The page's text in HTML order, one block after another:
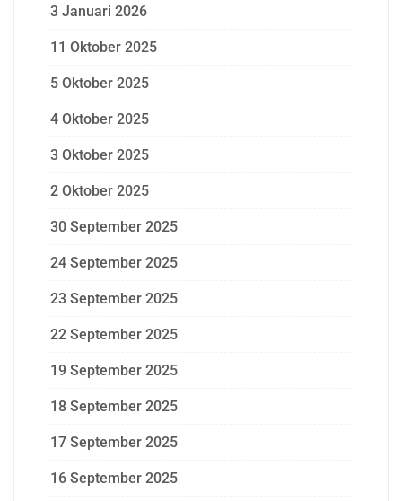
3 Januari 2026
11 Oktober 2025
5 Oktober 2025
4 Oktober 2025
3 Oktober 2025
2 Oktober 2025
30 September 2025
24 September 2025
23 September 2025
22 September 2025
19 September 2025
18 September 2025
17 September 2025
16 September 2025